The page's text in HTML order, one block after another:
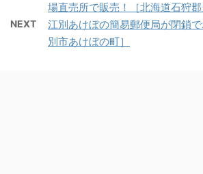
場直売所で販売！［北海道石狩郡
NEXT
江別あけぼの簡易郵便局が閉鎖
別市あけぼの町］